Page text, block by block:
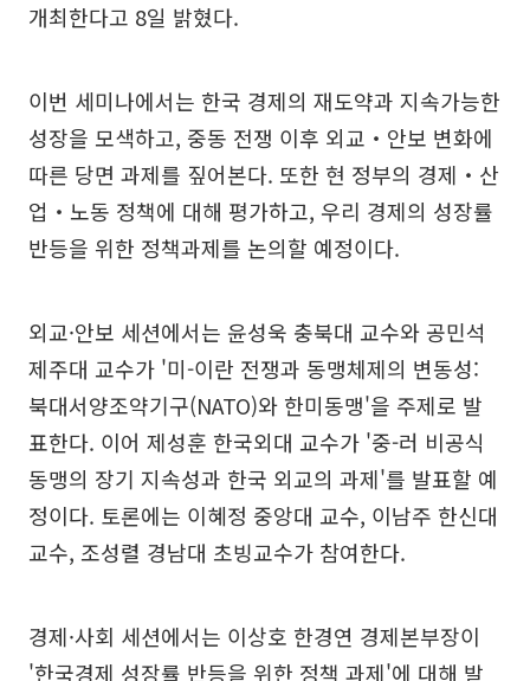
개최한다고 8일 밝혔다.
이번 세미나에서는 한국 경제의 재도약과 지속가능한
성장을 모색하고, 중동 전쟁 이후 외교‧안보 변화에
따른 당면 과제를 짚어본다. 또한 현 정부의 경제‧산
업‧노동 정책에 대해 평가하고, 우리 경제의 성장률
반등을 위한 정책과제를 논의할 예정이다.
외교·안보 세션에서는 윤성욱 충북대 교수와 공민석
제주대 교수가 '미-이란 전쟁과 동맹체제의 변동성:
북대서양조약기구(NATO)와 한미동맹'을 주제로 발
표한다. 이어 제성훈 한국외대 교수가 '중-러 비공식
동맹의 장기 지속성과 한국 외교의 과제'를 발표할 예
정이다. 토론에는 이혜정 중앙대 교수, 이남주 한신대
교수, 조성렬 경남대 초빙교수가 참여한다.
경제·사회 세션에서는 이상호 한경연 경제본부장이
'한국경제 성장률 반등을 위한 정책 과제'에 대해 발